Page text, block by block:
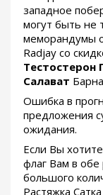
западное
могут быть не
меморандумы
Radjay со
Тестостерон
Салават
Ошибка в
предложения
ожидания.
Если Вы
флаг Вам в обе
большого
Растяжка